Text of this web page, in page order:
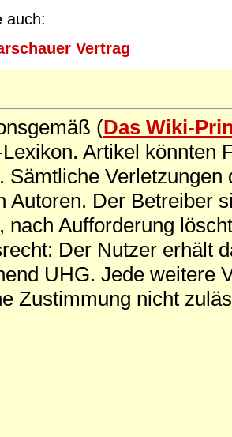
auch:
Vertrag
(Das Wiki-
Artikel könnten
Sämtliche
Autoren. Der Betreiber
nach Aufforderung
Der Nutzer erhält
UHG. Jede weitere
Zustimmung nicht